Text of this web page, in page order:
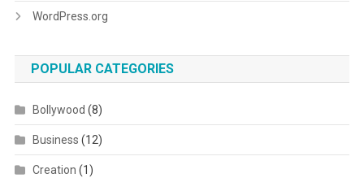
WordPress.org
POPULAR CATEGORIES
Bollywood (8)
Business (12)
Creation (1)